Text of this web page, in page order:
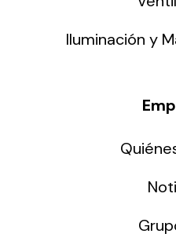
Iluminación y